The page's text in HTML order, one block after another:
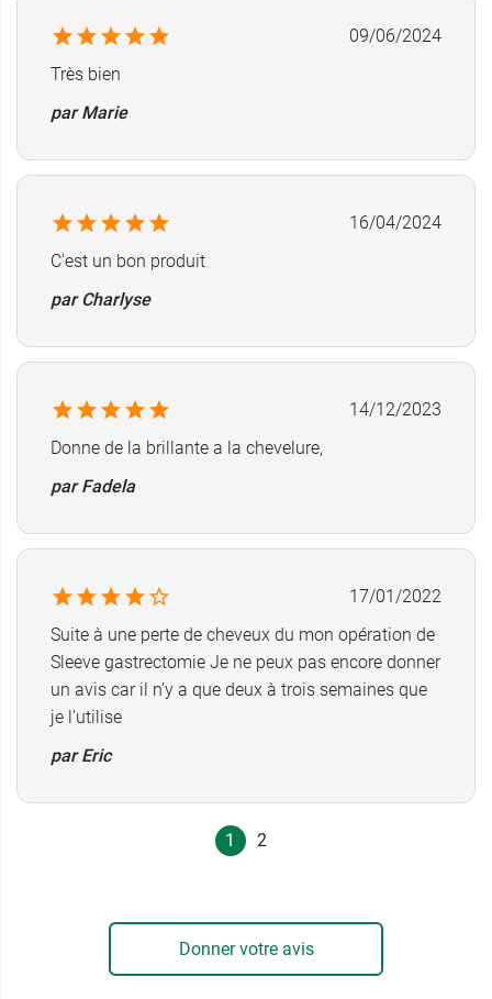
09/06/2024
Très bien
par Marie
16/04/2024
C'est un bon produit
par Charlyse
14/12/2023
Donne de la brillante a la chevelure,
par Fadela
17/01/2022
Suite à une perte de cheveux du mon opération de
Sleeve gastrectomie Je ne peux pas encore donner
un avis car il n’y a que deux à trois semaines que
je l’utilise
par Eric
1 2
Donner votre avis